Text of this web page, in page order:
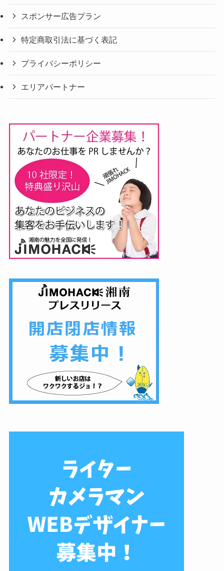
スポンサー広告プラン
特定商取引法に基づく表記
プライバシーポリシー
エリアパートナー